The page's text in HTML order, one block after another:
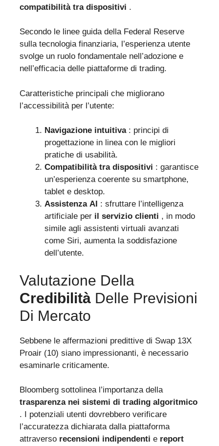
compatibilità tra dispositivi .
Secondo le linee guida della Federal Reserve
sulla tecnologia finanziaria, l’esperienza utente
svolge un ruolo fondamentale nell’adozione e
nell’efficacia delle piattaforme di trading.
Caratteristiche principali che migliorano
l’accessibilità per l’utente:
Navigazione intuitiva: principi di
progettazione in linea con le migliori
pratiche di usabilità.
Compatibilità tra dispositivi : garantisce
un’esperienza coerente su smartphone,
tablet e desktop.
Assistenza AI : sfruttare l’intelligenza
artificiale per il servizio clienti , in modo
simile agli assistenti virtuali avanzati
come Siri, aumenta la soddisfazione
dell’utente.
Valutazione Della
Credibilità Delle Previsioni
Di Mercato
Sebbene le affermazioni predittive di Swap 13X
Proair (10) siano impressionanti, è necessario
esaminarle criticamente.
Bloomberg sottolinea l’importanza della
trasparenza nei sistemi di trading algoritmico
. I potenziali utenti dovrebbero verificare
l’accuratezza dichiarata dalla piattaforma
attraverso recensioni indipendenti e report